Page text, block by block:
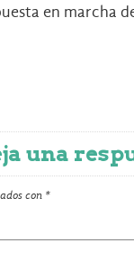
en marcha
una
con *